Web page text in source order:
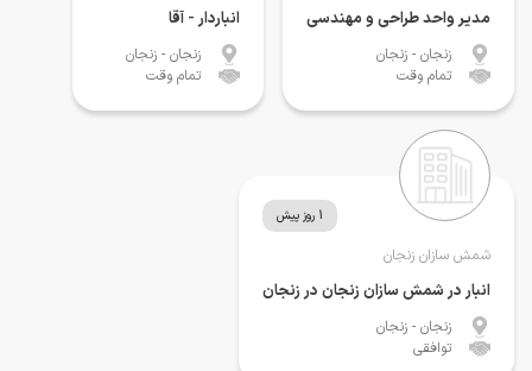
مدیر واحد طراحی و مهندسی
زنجان - زنجان
تمام وقت
انباردار - آقا
زنجان - زنجان
تمام وقت
1 روز پیش
شمش سازان زنجان
انبار در شمش سازان زنجان در زنجان
زنجان - زنجان
توافقی